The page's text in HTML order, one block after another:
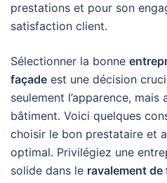
prestations et pour son
satisfaction client.
Sélectionner la bonne
façade est une décision
seulement l’apparence,
bâtiment. Voici quelques
choisir le bon prestataire et
optimal. Privilégiez une
solide dans le ravalement de